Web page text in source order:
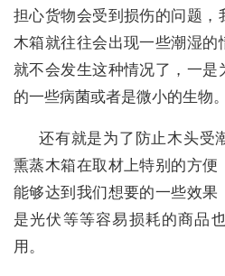
担心货物会受到损伤的问题，
木箱就往往会出现一些潮湿
就不会发生这种情况了，一
的一些病菌或者是微小的生物。
还有就是为了防止木头受
熏蒸木箱在取材上特别的方
能够达到我们想要的一些效
是光伏等等容易损耗的商品
用。